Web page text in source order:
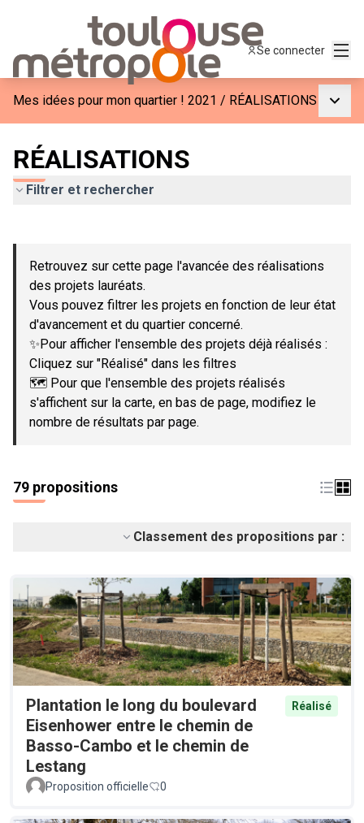
Se connecter
Mes idées pour mon quartier ! 2021 / RÉALISATIONS
RÉALISATIONS
Filtrer et rechercher
−
Retrouvez sur cette page l'avancée des réalisations
des projets lauréats.
Vous pouvez filtrer les projets en fonction de leur état
d'avancement et du quartier concerné.
✨Pour afficher l'ensemble des projets déjà réalisés :
Cliquez sur "Réalisé" dans les filtres
🗺️ Pour que l'ensemble des projets réalisés
s'affichent sur la carte, en bas de page, modifiez le
nombre de résultats par page.
79 propositions
Classement des propositions par :
Plantation le long du boulevard
Eisenhower entre le chemin de
Basso-Cambo et le chemin de
Lestang
Réalisé
Proposition officielle 0